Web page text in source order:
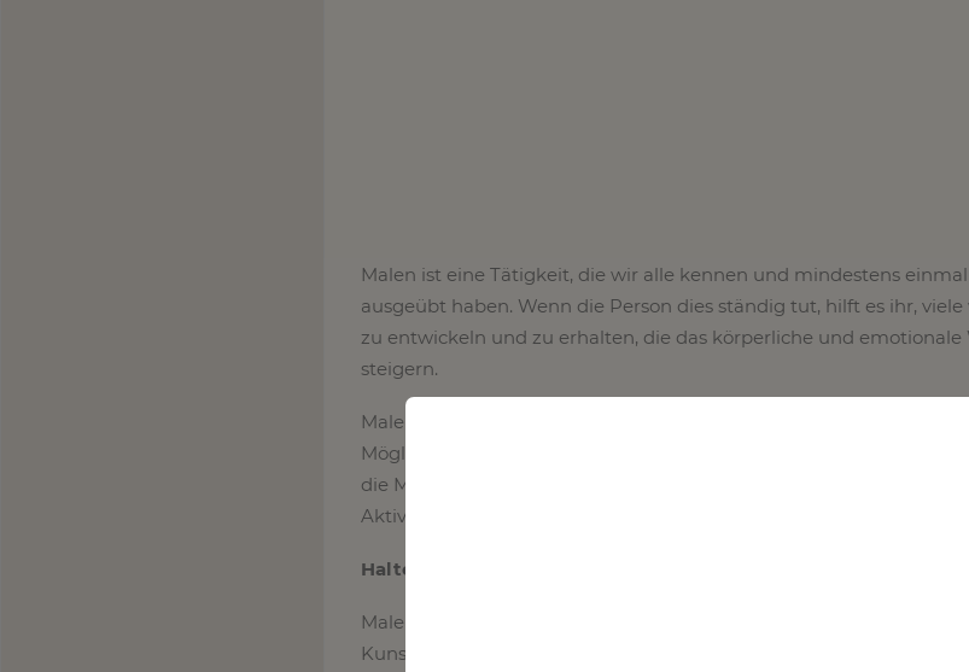
Malen ist eine Tätigkeit, die wir alle kennen und mindestens
ausgeübt haben. Wenn die Person dies ständig tut, hilft es ihr,
zu entwickeln und zu erhalten, die das körperliche und
steigern.
Malen nach Zahlen ist nicht nur gesund für den Geist, sondern auch
Möglichkeit, auf praktische Art und Weise in die künstlerische
die Malfähigkeiten zu entwickeln. Sieh dir einige Tipps an, die bei
Aktivität auf einfache Weise helfen.
Halte deinen Arbeitsbereich in Ordnung
Malen kann ziemlich chaotisch sein und Spaß machen, und es ist
Kunst zu beschäftigen, denn es ist auch ziemlich erholsam. Aber ein